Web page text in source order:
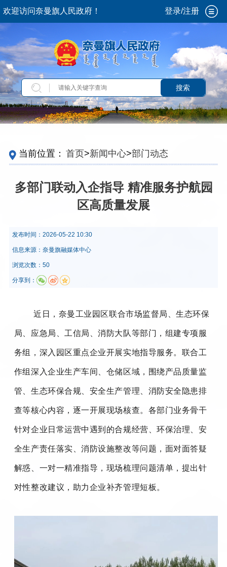
欢迎访问奈曼旗人民政府！ 登录/注册
搜索
当前位置： 首页>新闻中心>部门动态
多部门联动入企指导 精准服务护航园
区高质量发展
发布时间： 2026-05-22 10:30
信息来源： 奈曼旗融媒体中心
浏览次数：50
分享到：
近日，奈曼工业园区联合市场监督局、生态环保
局、应急局、工信局、消防大队等部门，组建专项服
务组，深入园区重点企业开展实地指导服务。联合工
作组深入企业生产车间、仓储区域，围绕产品质量监
管、生态环保合规、安全生产管理、消防安全隐患排
查等核心内容，逐一开展现场核查。各部门业务骨干
针对企业日常运营中遇到的合规经营、环保治理、安
全生产责任落实、消防设施整改等问题，面对面答疑
解惑、一对一精准指导，现场梳理问题清单，提出针
对性整改建议，助力企业补齐管理短板。